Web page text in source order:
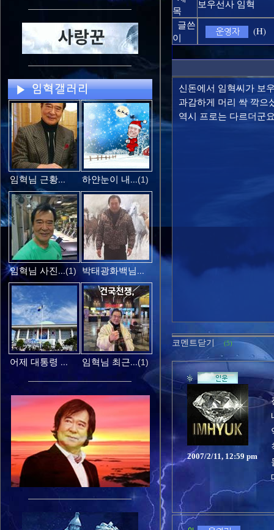
임혁님 근황... 하얀눈이 내...(1)
임혁님 사진...(1) 박태광화백님...
어제 대통령 ... 임혁님 최근...(1)
목
보우선사 임혁
글쓴
이
(H)
신돈에서 임혁씨가 보
과감하게 머리 싹 깍으
역시 프로는 다르더군
코멘트닫기 (5)
2007/2/11, 12:59 pm